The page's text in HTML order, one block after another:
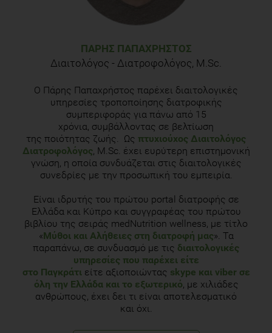
ΠΆΡΗΣ ΠΑΠΑΧΡΉΣΤΟΣ
Διαιτολόγος - Διατροφολόγος, M.Sc.
Ο Πάρης Παπαχρήστος παρέχει διαιτολογικές
υπηρεσίες τροποποίησης διατροφικής
συμπεριφοράς για πάνω από 15
χρόνια, συμβάλλοντας σε βελτίωση
της ποιότητας ζωής. Ως πτυχιούχος Διαιτολόγος
Διατροφολόγος, M.Sc. έχει ευρύτερη επιστημονική
γνώση, η οποία συνδυάζεται στις διαιτολογικές
συνεδρίες με την προσωπική του εμπειρία.
Είναι ιδρυτής του πρώτου portal διατροφής σε
Ελλάδα και Κύπρο και συγγραφέας του πρώτου
βιβλίου της σειράς medNutrition wellness, με τίτλο
«Μύθοι και Αλήθειες στη διατροφή μας». Τα
παραπάνω, σε συνδυασμό με τις διαιτολογικές
υπηρεσίες που παρέχει είτε
στο Παγκράτι είτε αξιοποιώντας skype και viber σε
όλη την Ελλάδα και το εξωτερικό, με χιλιάδες
ανθρώπους, έχει δει τι είναι αποτελεσματικό
και όχι.